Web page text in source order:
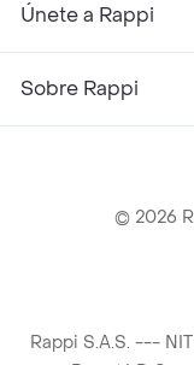
Únete a Rappi
Sobre Rappi
© 2026
Rappi S.A.S. ---